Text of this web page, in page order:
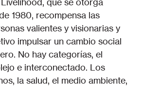
1980, recompensa las
valientes y visionarias y
impulsar un cambio social
No hay categorías, el
e interconectado. Los
la salud, el medio ambiente,